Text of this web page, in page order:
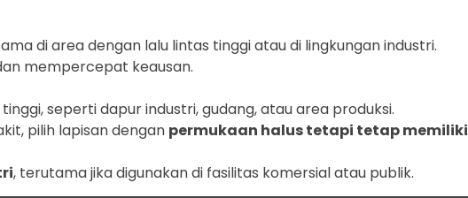
di area dengan lalu lintas tinggi atau di lingkungan industri.
mempercepat keausan.
seperti dapur industri, gudang, atau area produksi.
pilih lapisan dengan permukaan halus tetapi tetap memiliki
, terutama jika digunakan di fasilitas komersial atau publik.